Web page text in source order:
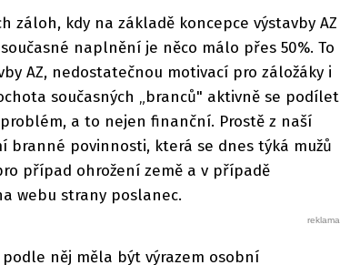
záloh, kdy na základě koncepce výstavby AZ
naplnění je něco málo přes 50%. To
AZ, nedostatečnou motivací pro záložáky i
současných „branců" aktivně se podílet
a to nejen finanční. Prostě z naší
branné povinnosti, která se dnes týká mužů
případ ohrožení země a v případě
webu strany poslanec.
něj měla být výrazem osobní